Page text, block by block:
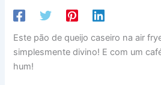
Este pão de queijo caseiro na air
simplesmente divino! E com um
hum!